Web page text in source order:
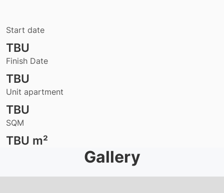
Start date
TBU
Finish Date
TBU
Unit apartment
TBU
SQM
TBU m²
Gallery